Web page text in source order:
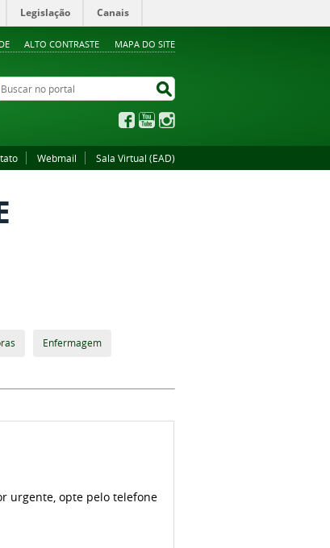
ALTO CONTRASTE MAPA DO SITE
Legislação Canais
Buscar no portal
FacebookYouTube
Webmail Sala Virtual (EAD)
Enfermagem
urgente, opte pelo telefone